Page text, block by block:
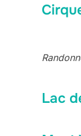
Lac